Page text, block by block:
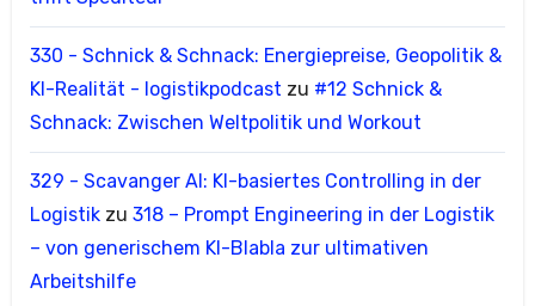
330 - Schnick & Schnack: Energiepreise, Geopolitik &
KI-Realität - logistikpodcast zu #12 Schnick &
Schnack: Zwischen Weltpolitik und Workout
329 - Scavanger AI: KI-basiertes Controlling in der
Logistikzu 318 – Prompt Engineering in der Logistik
– von generischem KI-Blabla zur ultimativen
Arbeitshilfe